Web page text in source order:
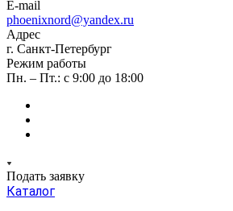
E-mail
phoenixnord@yandex.ru
Адрес
г. Санкт-Петербург
Режим работы
Пн. – Пт.: с 9:00 до 18:00
Подать заявку
Каталог